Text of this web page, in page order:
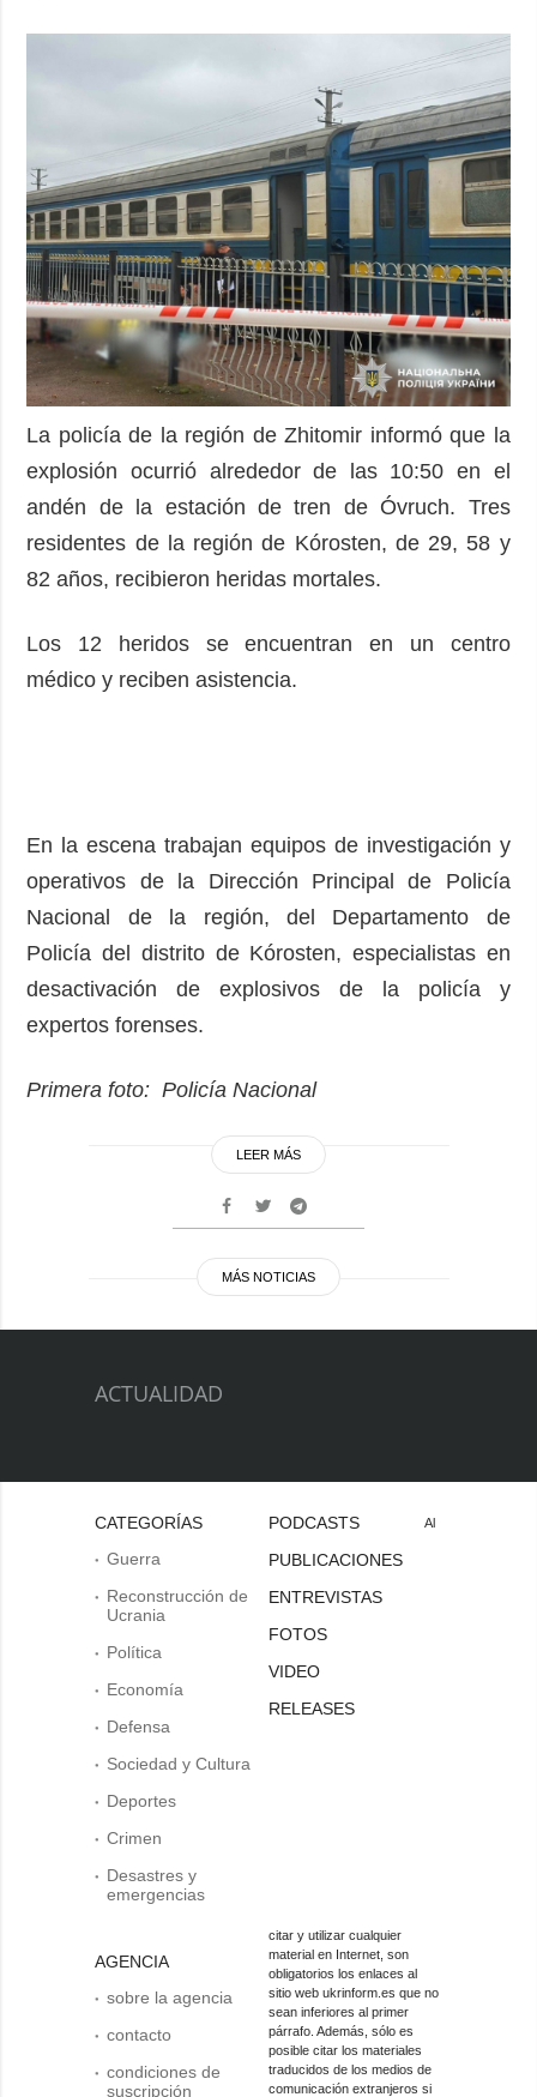
La policía de la región de Zhitomir informó que la
explosión ocurrió alrededor de las 10:50 en el
andén de la estación de tren de Óvruch. Tres
residentes de la región de Kórosten, de 29, 58 y
82 años, recibieron heridas mortales.
Los 12 heridos se encuentran en un centro
médico y reciben asistencia.
En la escena trabajan equipos de investigación y
operativos de la Dirección Principal de Policía
Nacional de la región, del Departamento de
Policía del distrito de Kórosten, especialistas en
desactivación de explosivos de la policía y
expertos forenses.
Primera foto: Policía Nacional
LEER MÁS
MÁS NOTICIAS
ACTUALIDAD
CATEGORÍAS
Guerra
Reconstrucción de
Ucrania
Política
Economía
Defensa
Sociedad y Cultura
Deportes
Crimen
Desastres y
emergencias
AGENCIA
sobre la agencia
contacto
condiciones de
suscripción
PODCASTS
PUBLICACIONES
ENTREVISTAS
FOTOS
VIDEO
RELEASES
Al
citar y utilizar cualquier
material en Internet, son
obligatorios los enlaces al
sitio web ukrinform.es que no
sean inferiores al primer
párrafo. Además, sólo es
posible citar los materiales
traducidos de los medios de
comunicación extranjeros si